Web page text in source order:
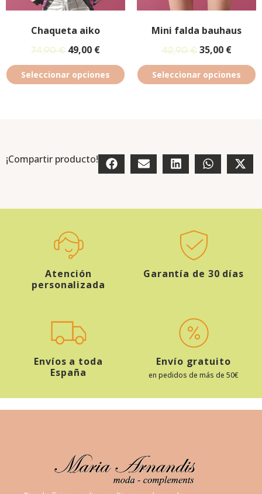
Chaqueta aiko
74,90€ 49,00 €
Seleccionar opciones
Mini falda bauhaus
42,90€ 35,00 €
Seleccionar opciones
¡Compartir producto!
Atención
personalizada
Garantía de 30 días
Envíos a toda
España
Envío gratuito
en pedidos de más de 50€